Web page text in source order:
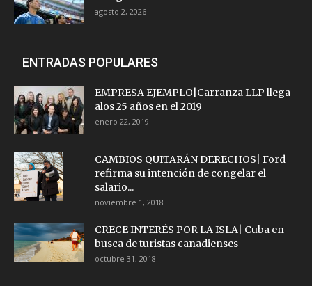
agosto 2, 2026
ENTRADAS POPULARES
EMPRESA EJEMPLO|Carranza LLP llega
alos 25 años en el 2019
enero 22, 2019
CAMBIOS QUITARÁN DERECHOS| Ford
refirma su intención de congelar el
salario...
noviembre 1, 2018
CRECE INTERÉS POR LA ISLA| Cuba en
busca de turistas canadienses
octubre 31, 2018